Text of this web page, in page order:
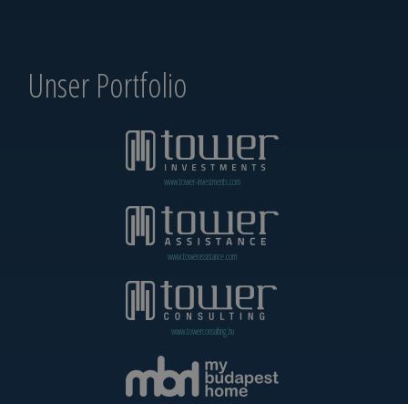
Unser Portfolio
www.tower-investments.com
www.towerassistance.com
www.towerconsulting.hu